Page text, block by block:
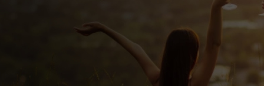
Pacotes de Férias